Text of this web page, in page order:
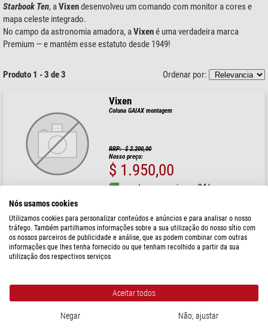
Starbook Ten, aVixendesenvolveu um comando com monitor a cores e
mapa celeste integrado.
No campo da astronomia amadora, aVixené uma verdadeira marca
Premium — e mantém esse estatuto desde 1949!
Produto 1 - 3 de 3 Ordenar por:
Vixen
Coluna GAIAX montagem
RRP: $ 2.200,00
Nosso preço:
$ 1.950,00
pronto para envio em24 hrs
Vixen
SX Meia coluna 2
$ 230,00
Nós usamos cookies
Utilizamos cookies para personalizar conteúdos e anúncios e para analisar o nosso
tráfego. Também partilhamos informações sobre a sua utilização do nosso sítio com
os nossos parceiros de publicidade e análise, que as podem combinar com outras
informações que lhes tenha fornecido ou que tenham recolhido a partir da sua
utilização dos respectivos serviços
Aceitar todos
Negar Não, ajustar